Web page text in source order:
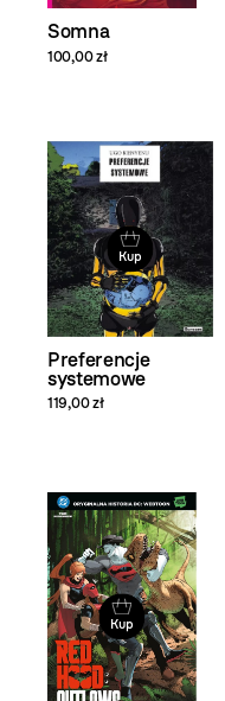
Somna
100,00 zł
Kup
Preferencje
systemowe
119,00 zł
Kup